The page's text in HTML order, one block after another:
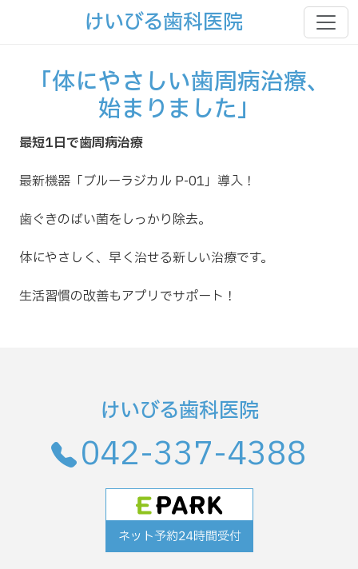
けいびる歯科医院
「体にやさしい歯周病治療、
始まりました」
最短1日で歯周病治療
最新機器「ブルーラジカル P-01」導入！
歯ぐきのばい菌をしっかり除去。
体にやさしく、早く治せる新しい治療です。
生活習慣の改善もアプリでサポート！
けいびる歯科医院
042-337-4388